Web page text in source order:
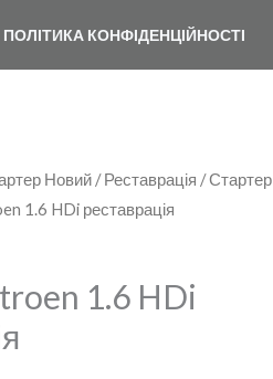
ПОЛІТИКА КОНФІДЕНЦІЙНОСТІ
Новий / Реставрація /Стартер
1.6 HDi реставрація
1.6 HDi